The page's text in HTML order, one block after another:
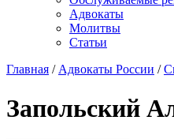
Адвокаты
Молитвы
Статьи
Главная / Адвокаты России /
Запольский